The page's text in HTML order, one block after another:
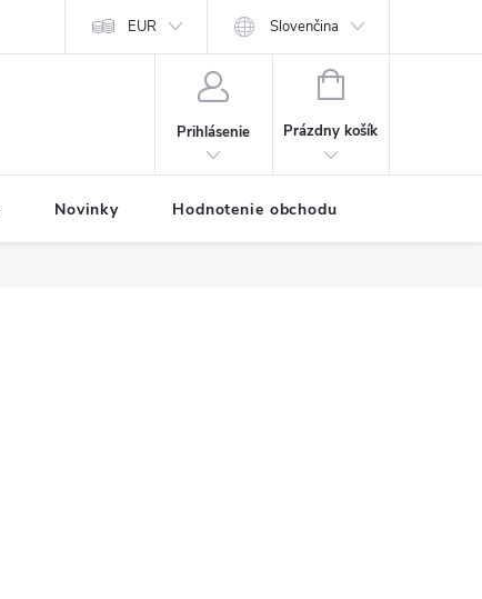
Predávané značky Prihlásenie affiliate partnera
EUR Slovenčina
Prihlásenie
NÁKUPNÝ
Prázdny košík
Novinky Hodnotenie obchodu